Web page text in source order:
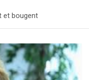
et bougent